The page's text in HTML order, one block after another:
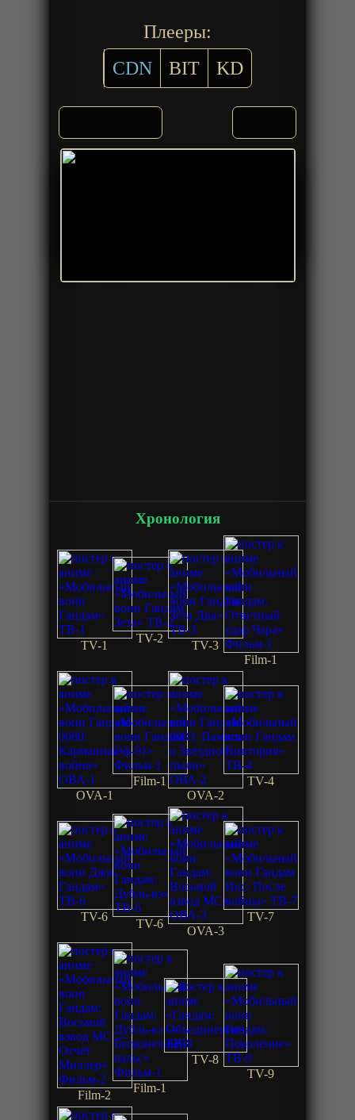
Плееры:
CDN
BIT KD
Хронология
TV-1
TV-2
TV-3
Film-1
OVA-1
Film-1
OVA-2
TV-4
TV-6
TV-6
OVA-3
TV-7
Film-2
Film-1
TV-8
TV-9